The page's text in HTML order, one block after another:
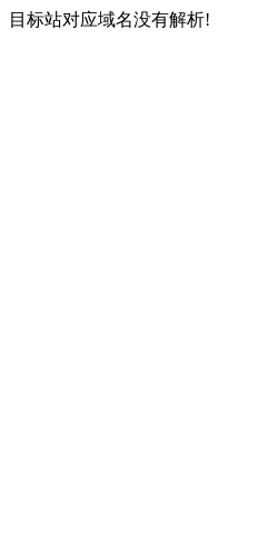
目标站对应域名没有解析!